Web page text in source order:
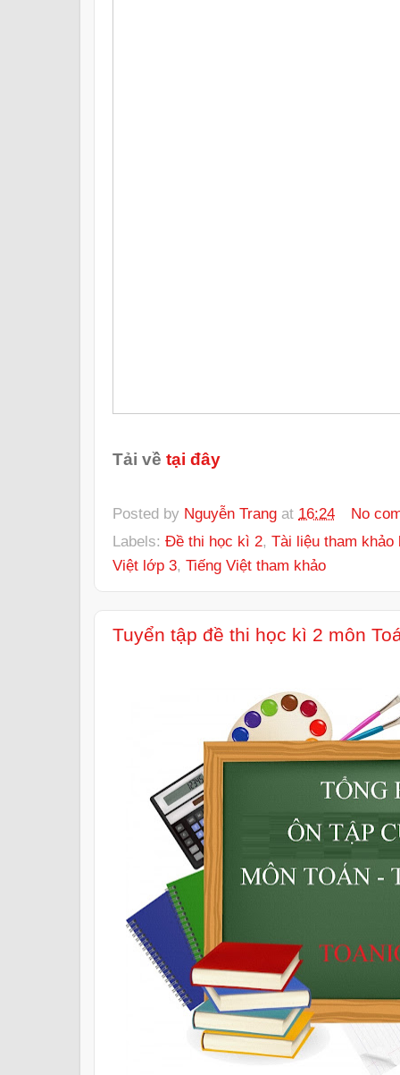
Tải về tại đây
Posted by Nguyễn Trang at 16:24
No
Labels: Đề thi học kì 2, Tài liệu tham khảo
Việt lớp 3, Tiếng Việt tham khảo
Tuyển tập đề thi học kì 2 môn